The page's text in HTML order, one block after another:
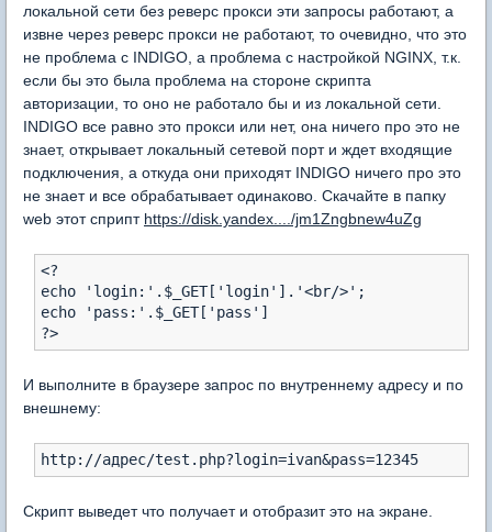
локальной сети без реверс прокси эти запросы работают, а
извне через реверс прокси не работают, то очевидно, что это
не проблема с INDIGO, а проблема с настройкой NGINX, т.к.
если бы это была проблема на стороне скрипта
авторизации, то оно не работало бы и из локальной сети.
INDIGO все равно это прокси или нет, она ничего про это не
знает, открывает локальный сетевой порт и ждет входящие
подключения, а откуда они приходят INDIGO ничего про это
не знает и все обрабатывает одинаково. Скачайте в папку
web этот сприпт https://disk.yandex..../jm1Zngbnew4uZg
<?
echo 'login:'.$_GET['login'].'<br/>';
echo 'pass:'.$_GET['pass']
И выполните в браузере запрос по внутреннему адресу и по
внешнему:
Скрипт выведет что получает и отобразит это на экране.